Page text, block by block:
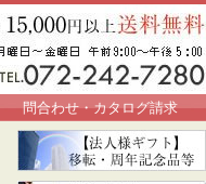
問合わせ・カタログ請求